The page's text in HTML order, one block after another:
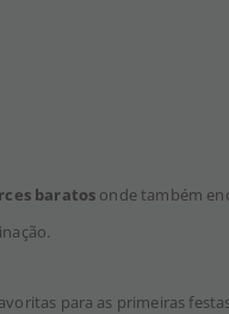
baratos onde também
para as primeiras